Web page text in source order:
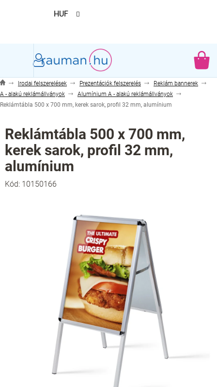
HUF
Irodai felszerelések Prezentációk felszerelés
Reklám bannerek
A - alakú reklámállványok
Alumínium A - alakú reklámállványok
Reklámtábla 500 x 700 mm, kerek sarok, profil 32 mm, alumínium
Reklámtábla 500 x 700 mm,
kerek sarok, profil 32 mm,
alumínium
Kód: 10150166